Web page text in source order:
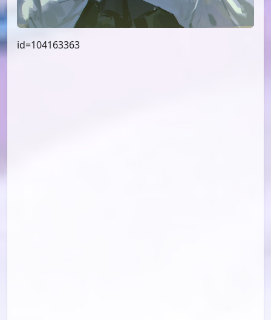
id=104163363